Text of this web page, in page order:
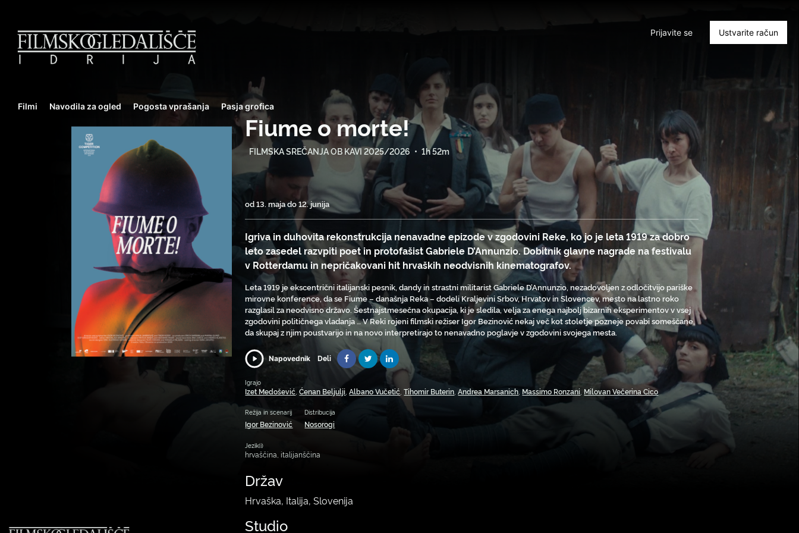
Prijavite se Ustvarite račun
Filmi Navodila za ogled Pogosta vprašanja Pasja grofica
Fiume o morte!
FILMSKA SREČANJA OB KAVI 2025/2026 • 1h 52m
od 13. maja do 12. junija
Igriva in duhovita rekonstrukcija nenavadne epizode v zgodovini Reke, ko jo je leta 1919 za dobro
leto zasedel razvpiti poet in protofašist Gabriele D’Annunzio. Dobitnik glavne nagrade na festivalu
v Rotterdamu in nepričakovani hit hrvaških neodvisnih kinematografov.
Leta 1919 je ekscentrični italijanski pesnik, dandy in strastni militarist Gabriele D’Annunzio, nezadovoljen z odločitvijo pariške
mirovne konference, da se Fiume – današnja Reka – dodeli Kraljevini Srbov, Hrvatov in Slovencev, mesto na lastno roko
razglasil za neodvisno državo. Šestnajstmesečna okupacija, ki je sledila, velja za enega najbolj bizarnih eksperimentov v vsej
zgodovini političnega vladanja … V Reki rojeni filmski režiser Igor Bezinović nekaj več kot stoletje pozneje povabi someščane,
da skupaj z njim poustvarijo in na novo interpretirajo to nenavadno poglavje v zgodovini svojega mesta.
Napovednik Deli
Igrajo
Izet Medošević ,Ćenan Beljulji ,Albano Vučetić ,Tihomir Buterin ,Andrea Marsanich ,Massimo Ronzani Milovan Večerina Cico
Režija in scenarij
Igor Bezinović
Distribucija
Nosorogi
Jezik(i)
hrvaščina, italijanščina
Držav
Hrvaška, Italija, Slovenija
Studio